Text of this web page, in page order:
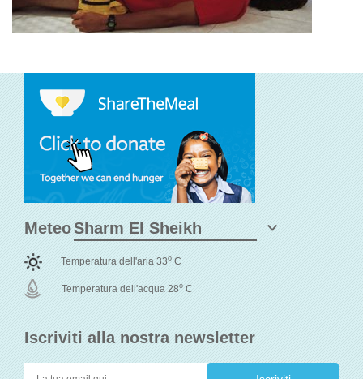
Iscriviti alla nostra newsletter
Meteo
Temperatura dell'aria 33o C
Temperatura dell'acqua 28o C